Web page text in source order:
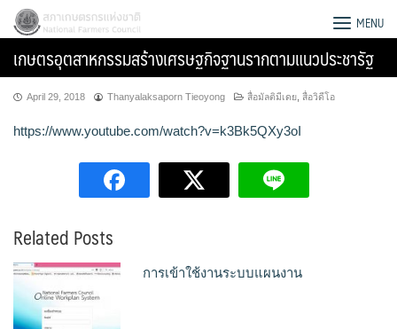
Skip
content
สภาเกษตรกรแห่งชาติ MENU
เกษตรอุตสาหกรรมสร้างเศรษฐกิจฐานรากตามแนวประชารัฐ
April 29, 2018 Thanyalaksaporn Tieoyong สื่อมัลติมีเดย สื่อวิดีโอ
https://www.youtube.com/watch?v=k3Bk5QXy3oI
Related Posts
การเข้าใช้งานระบบแผนงาน